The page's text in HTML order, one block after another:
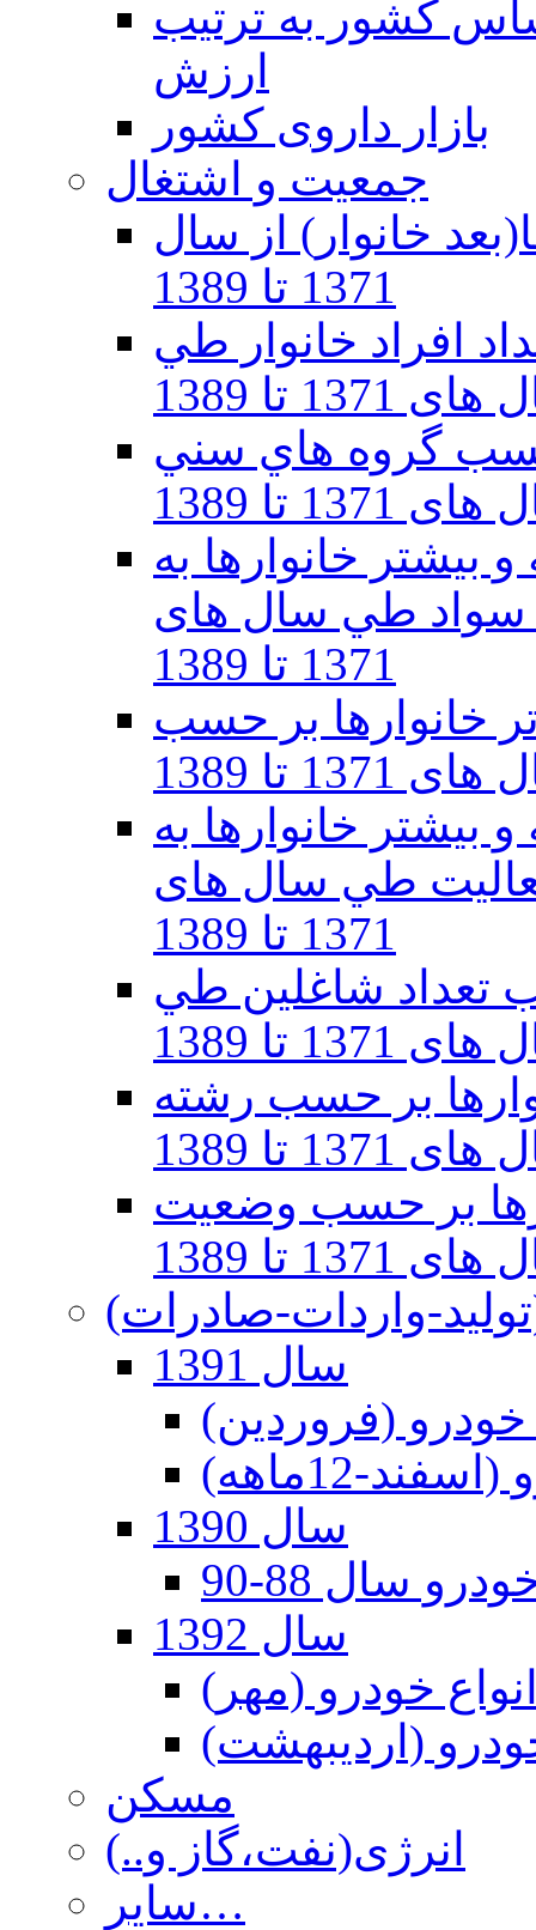
در سال ۱۳۹۰ بر اساس کشور به ترتیب
ارزش
بازار داروی کشور
جمعیت و اشتغال
خانوار) از سال
1371 تا 1389
افراد خانوار طي
1371 تا 1389
حسب گروه هاي سني
تا 1389
خانوارها به
سواد طي سال های
1371 تا 1389
ساله و بالاتر خانوارها بر حسب
تا 1389
خانوارها به
طي سال های
1371 تا 1389
تعداد شاغلین طي
1371 تا 1389
بر حسب رشته
تا 1389
بر حسب وضعيت
تا 1389
واردات-صادرات)
سال 1391
خودرو (فروردین)
12ماهه)
سال 1390
سال 88-90
سال 1392
خودرو (مهر)
(اردیبهشت)
مسکن
انرژی(نفت،گاز و..)
سایر…